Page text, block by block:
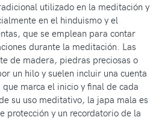
utilizado en la meditación y
en el hinduismo y el
que se emplean para contar
durante la meditación. Las
de madera, piedras preciosas o
un hilo y suelen incluir una cuenta
marca el inicio y final de cada
su uso meditativo, la japa mala es
protección y un recordatorio de la